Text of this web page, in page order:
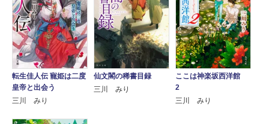
転生佳人伝 寵姫は二度
皇帝と出会う
三川 みり
仙文閣の稀書目録
三川 みり
ここは神楽坂西洋館
2
三川 みり